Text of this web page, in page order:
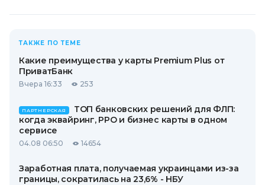
ТАКЖЕ ПО ТЕМЕ
Какие преимущества у карты Premium Plus от
ПриватБанк
Вчера 16:33 253
ПАРТНЕРСКАЯ
ТОП банковских решений для ФЛП:
когда эквайринг, РРО и бизнес карты в одном
сервисе
04.08 06:50 14654
Заработная плата, получаемая украинцами из-за
границы, сократилась на 23,6% - НБУ